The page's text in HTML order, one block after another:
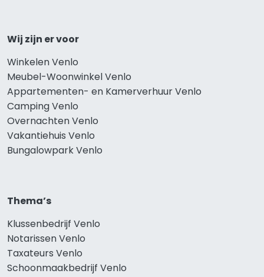
Wij zijn er voor
Winkelen Venlo
Meubel-Woonwinkel Venlo
Appartementen- en Kamerverhuur Venlo
Camping Venlo
Overnachten Venlo
Vakantiehuis Venlo
Bungalowpark Venlo
Thema’s
Klussenbedrijf Venlo
Notarissen Venlo
Taxateurs Venlo
Schoonmaakbedrijf Venlo